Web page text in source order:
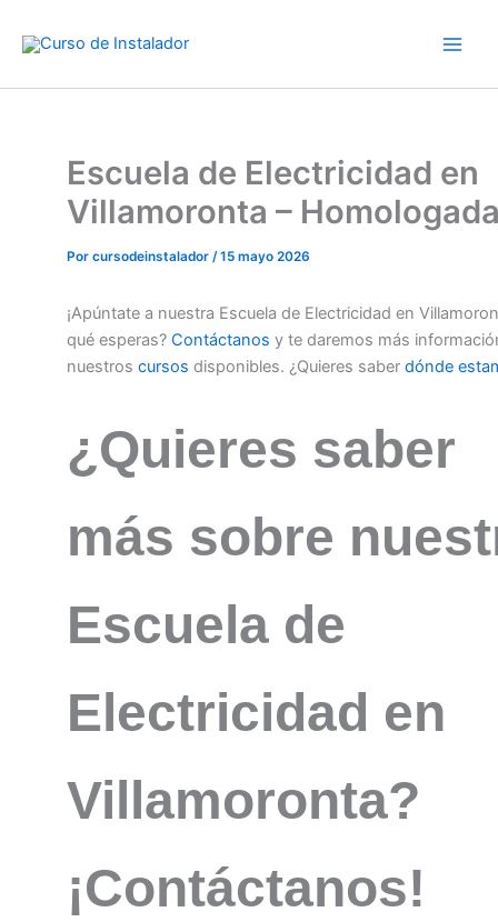
Escuela de Electricidad en
Villamoronta –
Por cursodeinstalador /15 mayo 2026
¡Apúntate a nuestra Escuela de Electricidad en
qué esperas? Contáctanos y te daremos más
nuestros cursos disponibles. ¿Quieres saber dónde
¿Quieres saber
más sobre
Escuela de
Electricidad en
Villamoronta?
¡Contáctanos!